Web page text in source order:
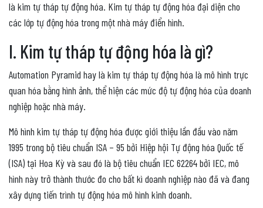
là kim tự tháp tự động hóa. Kim tự tháp tự động hóa đại diện cho
các lớp tự động hóa trong một nhà máy điển hình.
I. Kim tự tháp tự động hóa là gì?
Automation Pyramid hay là kim tự tháp tự động hóa là mô hình trực
quan hóa bằng hình ảnh, thể hiện các mức độ tự động hóa của doanh
nghiệp hoặc nhà máy.
Mô hình kim tự tháp tự động hóa được giới thiệu lần đầu vào năm
1995 trong bộ tiêu chuẩn ISA – 95 bởi Hiệp hội Tự động hóa Quốc tế
(ISA) tại Hoa Kỳ và sau đó là bộ tiêu chuẩn IEC 62264 bởi IEC, mô
hình này trở thành thước đo cho bất kì doanh nghiệp nào đã và đang
xây dựng tiến trình tự động hóa mô hình kinh doanh.